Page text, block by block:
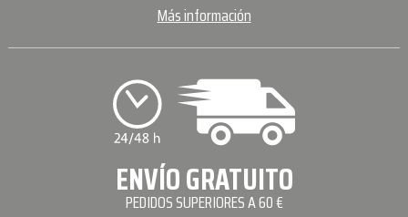
Más información
ENVÍO GRATUITO
PEDIDOS SUPERIORES A 60 €